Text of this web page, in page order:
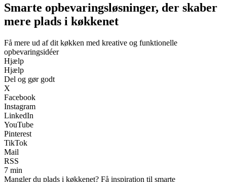
Smarte opbevaringsløsninger, der skaber
mere plads i køkkenet
Få mere ud af dit køkken med kreative og funktionelle
opbevaringsidéer
Hjælp
Hjælp
Del og gør godt
X
Facebook
Instagram
LinkedIn
YouTube
Pinterest
TikTok
Mail
RSS
7 min
Mangler du plads i køkkenet? Få inspiration til smarte